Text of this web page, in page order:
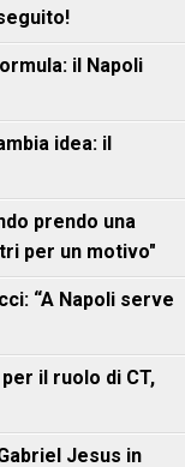
il Napoli
idea: il
prendo una
per un motivo"
“A Napoli serve
il ruolo di CT,
Jesus in